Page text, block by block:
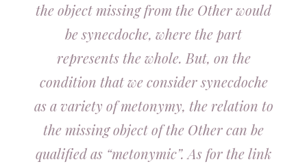
the object missing from the Other would
be synecdoche, where the part
represents the whole. But, on the
condition that we consider synecdoche
as a variety of metonymy, the relation to
the missing object of the Other can be
qualified as “metonymic”. As for the link